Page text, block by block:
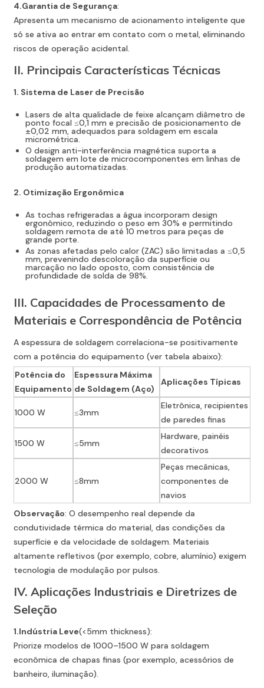
4.Garantia de Segurança:
Apresenta um mecanismo de acionamento inteligente que
só se ativa ao entrar em contato com o metal, eliminando
riscos de operação acidental.
II. Principais Características Técnicas
1. Sistema de Laser de Precisão
Lasers de alta qualidade de feixe alcançam diâmetro de
ponto focal ≤0,1 mm e precisão de posicionamento de
±0,02 mm, adequados para soldagem em escala
micrométrica.
O design anti-interferência magnética suporta a
soldagem em lote de microcomponentes em linhas de
produção automatizadas.
2. Otimização Ergonômica
As tochas refrigeradas a água incorporam design
ergonômico, reduzindo o peso em 30% e permitindo
soldagem remota de até 10 metros para peças de
grande porte.
As zonas afetadas pelo calor (ZAC) são limitadas a ≤0,5
mm, prevenindo descoloração da superfície ou
marcação no lado oposto, com consistência de
profundidade de solda de 98%.
III. Capacidades de Processamento de
Materiais e Correspondência de Potência
A espessura de soldagem correlaciona-se positivamente
com a potência do equipamento (ver tabela abaixo):
Potência do
Equipamento
Espessura Máxima
de Soldagem (Aço)
Aplicações Típicas
1000 W ≤3mm
Eletrônica, recipientes
de paredes finas
1500 W ≤5mm
Hardware, painéis
decorativos
2000 W ≤8mm
Peças mecânicas,
componentes de
navios
Observação: O desempenho real depende da
condutividade térmica do material, das condições da
superfície e da velocidade de soldagem. Materiais
altamente refletivos (por exemplo, cobre, alumínio) exigem
tecnologia de modulação por pulsos.
IV. Aplicações Industriais e Diretrizes de
Seleção
1.Indústria Leve(<5mm thickness):
Priorize modelos de 1000–1500 W para soldagem
econômica de chapas finas (por exemplo, acessórios de
banheiro, iluminação).